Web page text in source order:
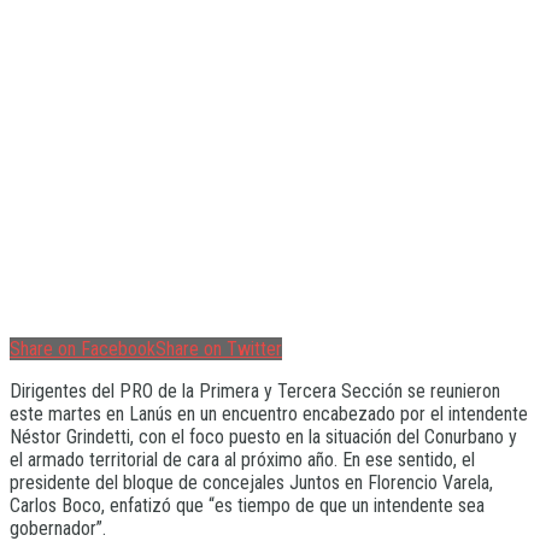
Share on FacebookShare on Twitter
Dirigentes del PRO de la Primera y Tercera Sección se reunieron
este martes en Lanús en un encuentro encabezado por el intendente
Néstor Grindetti, con el foco puesto en la situación del Conurbano y
el armado territorial de cara al próximo año. En ese sentido, el
presidente del bloque de concejales Juntos en Florencio Varela,
Carlos Boco, enfatizó que “es tiempo de que un intendente sea
gobernador”.